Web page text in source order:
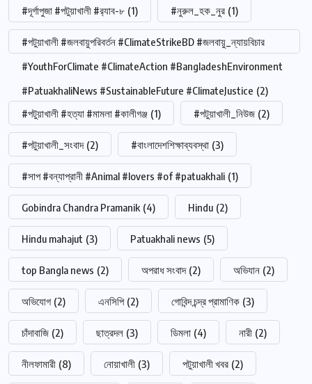
#দূর্গাপুজা #পটুয়াখালী #র‍্যাব-৮ (1) #নুরুল_হক_নুর (1)
#পটুয়াখালী #জলবায়ুপরিবর্তন #ClimateStrikeBD #জলবায়ু_ন্যায়বিচার
#YouthForClimate #ClimateAction #BangladeshEnvironment
#PatuakhaliNews #SustainableFuture #ClimateJustice (2)
#পটুয়াখালী #হত্যা #মামলা #কালীগঞ্জ (1) #পটুয়াখালী_নিউজ (2)
#পটুয়াখালী_সংবাদ (2) #বাংলাদেশশিক্ষাব্যবস্থা (3)
#সাপ #বন্যাপ্রানী #Animal #lovers #of #patuakhali (1)
Gobindra Chandra Pramanik (4) Hindu (2)
Hindu mahajut (3) Patuakhali news (5)
top Bangla news (2) অপরাধ সংবাদ (2) অভিযান (2)
অভিযোগ (2) এনসিপি (2) গোবিন্দ চন্দ্র প্রামাণিক (3)
চাঁদাবাজি (2) ছাত্রদল (3) ডিমলা (4) নারী (2)
নীলফামারী (8) নোয়াখালী (3) পটুয়াখালী খবর (2)